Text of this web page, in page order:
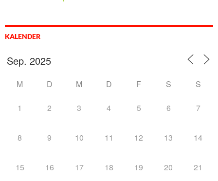
KALENDER
M D M D F S S
1 2 3 4 5 6 7
8 9 10 11 12 13 14
15 16 17 18 19 20 21